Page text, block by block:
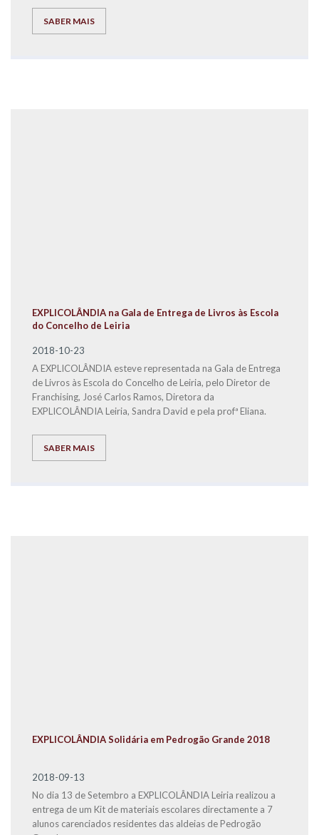
SABER MAIS
EXPLICOLÂNDIA na Gala de Entrega de Livros às Escola
do Concelho de Leiria
2018-10-23
A EXPLICOLÂNDIA esteve representada na Gala de Entrega
de Livros às Escola do Concelho de Leiria, pelo Diretor de
Franchising, José Carlos Ramos, Diretora da
EXPLICOLÂNDIA Leiria, Sandra David e pela profª Eliana.
SABER MAIS
EXPLICOLÂNDIA Solidária em Pedrogão Grande 2018
2018-09-13
No dia 13 de Setembro a EXPLICOLÂNDIA Leiria realizou a
entrega de um Kit de materiais escolares directamente a 7
alunos carenciados residentes das aldeias de Pedrogão